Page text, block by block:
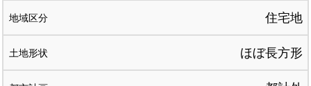
住宅地
ほぼ長方形